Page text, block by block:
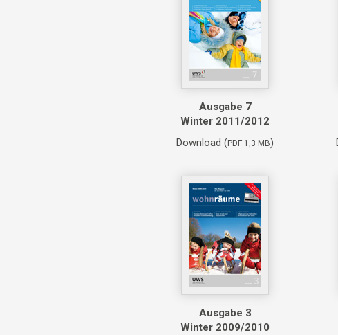
Ausgabe 7
Winter 2011/2012
Download (PDF 1,3 MB)
Ausgabe 3
Winter 2009/2010